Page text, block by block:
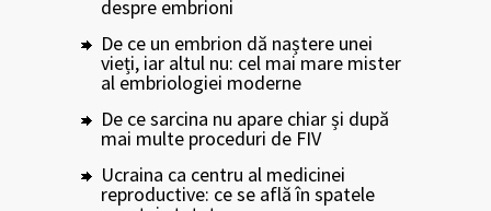
despre embrioni
De ce un embrion dă naștere unei
vieți, iar altul nu: cel mai mare mister
al embriologiei moderne
De ce sarcina nu apare chiar și după
mai multe proceduri de FIV
Ucraina ca centru al medicinei
reproductive: ce se află în spatele